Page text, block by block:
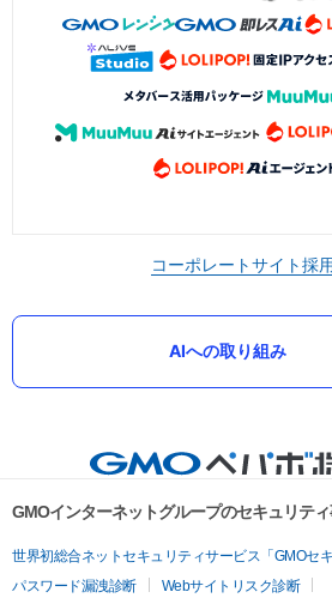
コーポレートサイト採
AIへの取り組み
GMOインターネットグループのセキュリテ
世界初総合ネットセキュリティサービス「GMOセキ
パスワード漏洩診断
Webサイトリスク診断